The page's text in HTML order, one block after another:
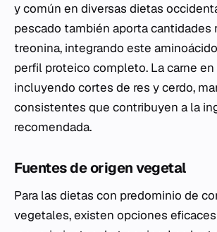
y común en diversas dietas
pescado también aporta cantidades
treonina, integrando este
perfil proteico completo. La carne en
incluyendo cortes de res y cerdo,
consistentes que contribuyen a la
recomendada.
Fuentes de origen vegetal
Para las dietas con predominio de
vegetales, existen opciones